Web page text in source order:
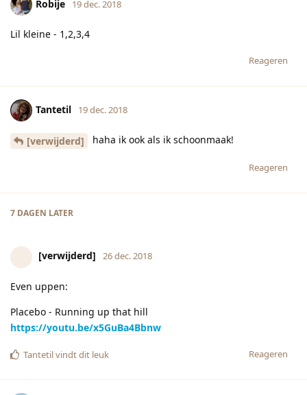
Robije 19 dec. 2018
Lil kleine - 1,2,3,4
Reageren
Tantetil 19 dec. 2018
[verwijderd] haha ik ook als ik schoonmaak!
Reageren
7 DAGEN LATER
[verwijderd] 26 dec. 2018
Even uppen:
Placebo - Running up that hill
https://youtu.be/x5GuBa4Bbnw
Reageren
Tantetilvindt dit leuk